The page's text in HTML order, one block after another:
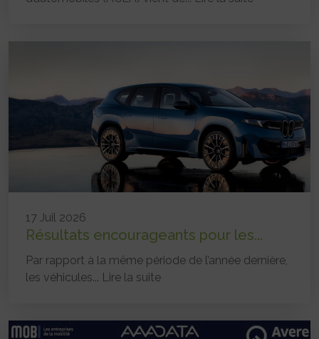
17 Juil 2026
Résultats encourageants pour les...
Par rapport à la même période de l’année dernière,
les véhicules... Lire la suite